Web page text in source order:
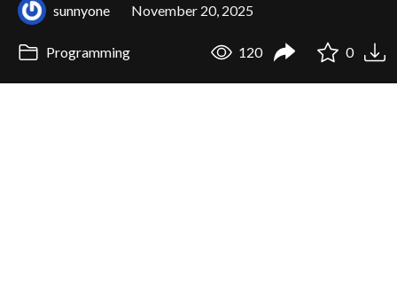
sunnyone November 20, 2025
Programming 120 0